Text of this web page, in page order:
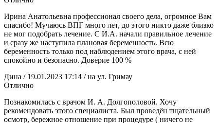
Ирина Анатольевна профессионал своего дела, огромное Вам
спасибо! Мучаюсь ВПГ много лет, до этого никто даже близко
не мог подобрать лечение. С И.А. начали правильное лечение
и сразу же наступила плановая беременность. Всю
беременность только под наблюдением этого врача, с ней
спокойно и безопасно. Доверие 100 %
Дина / 19.01.2023 17:14 / на ул. Гримау
Отлично
Познакомилась с врачом И. А. Долгополовой. Хочу
рекомендовать этого специалиста. Был проведён тщательный
осмотр, бережное отношение при процедуре ( ничего не